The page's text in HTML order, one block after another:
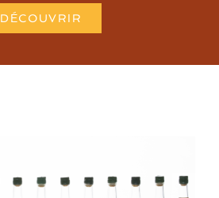
DÉCOUVRIR